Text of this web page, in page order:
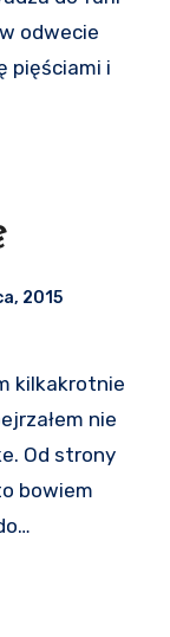
odwecie
pięściami i
2015
nie
Od strony
bowiem